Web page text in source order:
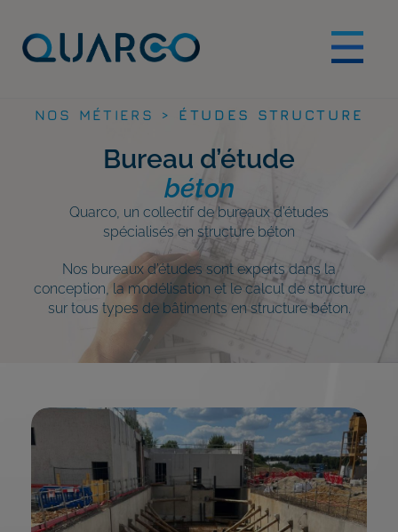
NOS MÉTIERS > ÉTUDES STRUCTURE
Bureau d’étude
béton
Quarco, un collectif de bureaux d’études
spécialisés en structure béton
Nos bureaux d’études sont experts dans la
conception, la modélisation et le calcul de structure
sur tous types de bâtiments en structure béton.